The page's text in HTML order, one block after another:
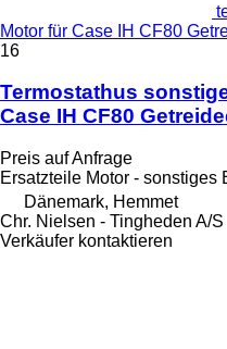
Motor für Case IH CF80
16
Termostathus
Case IH CF80
Preis auf Anfrage
Ersatzteile Motor - sonstiges
Dänemark, Hemmet
Chr. Nielsen - Tingheden A/S
Verkäufer kontaktieren